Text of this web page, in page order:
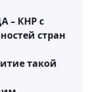
– КНР с
стран
такой